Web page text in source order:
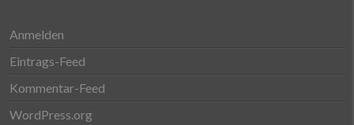
Anmelden
Eintrags-Feed
Kommentar-Feed
WordPress.org